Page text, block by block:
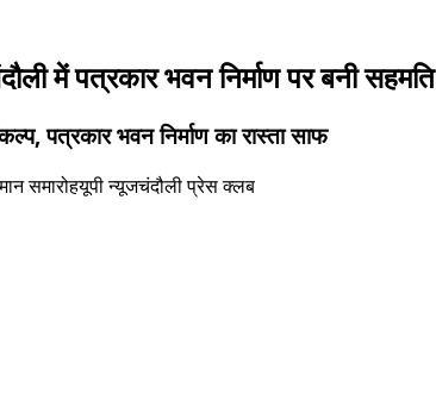
में पत्रकार भवन निर्माण पर बनी सहमति
पत्रकार भवन निर्माण का रास्ता साफ
समारोहयूपी न्यूजचंदौली प्रेस क्लब